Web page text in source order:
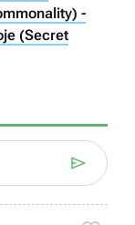
-
(Secret
